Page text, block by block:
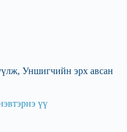
Уншигчийн эрх авсан
үү